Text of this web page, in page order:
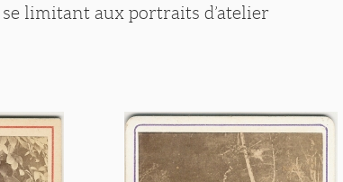
limitant aux portraits d’atelier